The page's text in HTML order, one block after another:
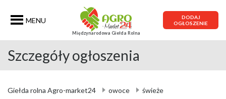
MENU
Międzynarodowa Giełda Rolna
DODAJ
OGŁOSZENIE
Szczegóły ogłoszenia
Giełda rolna Agro-market24 owoce
świeże